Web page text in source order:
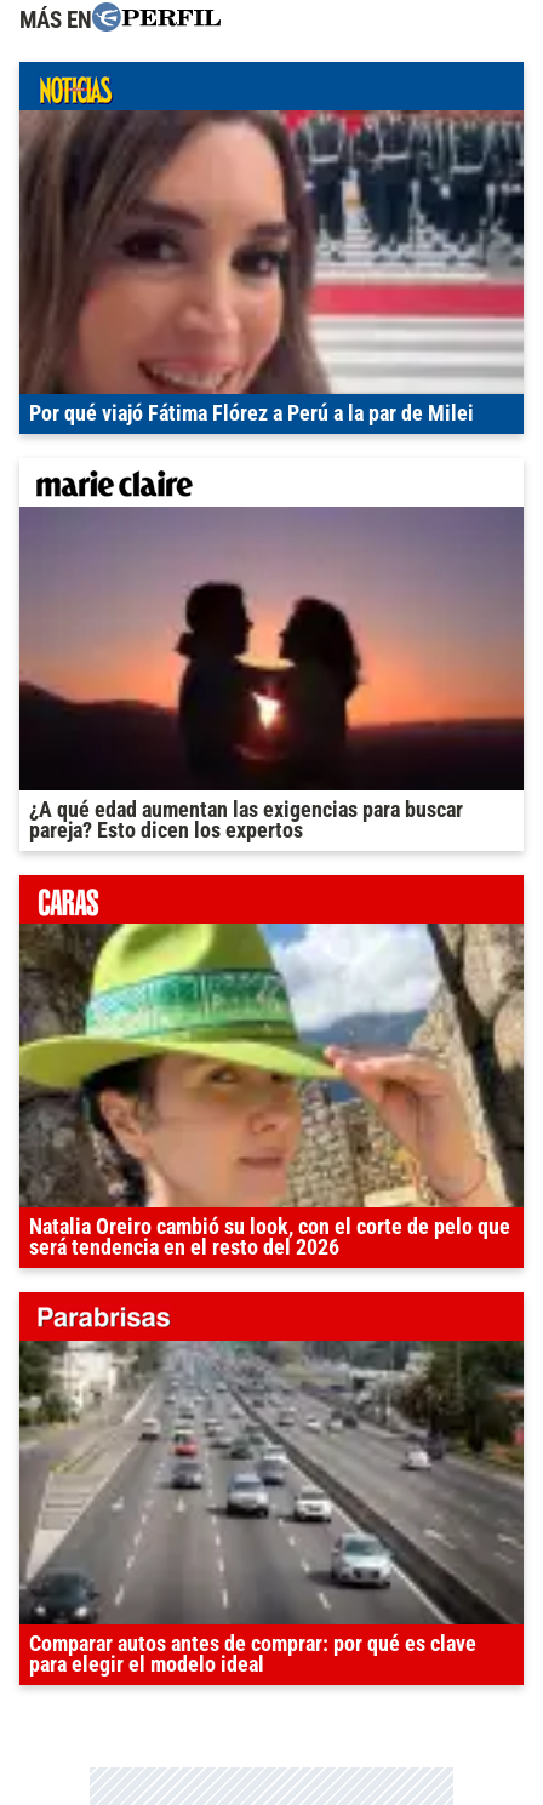
MÁS EN
Por qué viajó Fátima Flórez a Perú a la par de Milei
¿A qué edad aumentan las exigencias para buscar
pareja? Esto dicen los expertos
Natalia Oreiro cambió su look, con el corte de pelo que
será tendencia en el resto del 2026
Comparar autos antes de comprar: por qué es clave
para elegir el modelo ideal